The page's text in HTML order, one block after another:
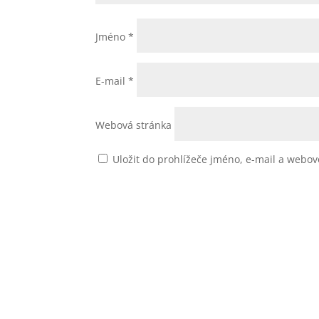
Jméno*
E-mail*
Webová stránka
Uložit do prohlížeče jméno, e-mail a